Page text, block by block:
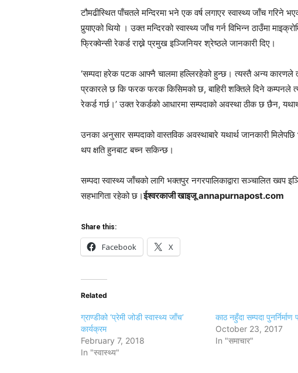
टौमढीस्थित पाँचतले मन्दिरमा भने एक वर्ष लगाएर स्वास्थ्य जाँच गरिने
पुर्‍याएको थियो । उक्त मन्दिरको स्वास्थ्य जाँच गर्न विभिन्न ठाउँमा
फ्रिक्वेन्सी रेकर्ड राख्ने प्रमुख इञ्जिनियर श्रेष्ठले जानकारी दिए।
‘सम्पदा हरेक पटक आफ्नै चालमा हल्लिरहेको हुन्छ। त्यस्तै अन्य
प्रकारले छ कि फरक फरक किसिमको छ, बाहिरी शक्तिले दिने कम्पनले
रेकर्ड गर्छ।’ उक्त रेकर्डको आधारमा सम्पदाको अवस्था ठीक छ छैन,
उनका अनुसार सम्पदाको वास्तविक अवस्थाबारे यथार्थ जानकारी
थप क्षति हुनबाट बच्न सकिन्छ।
सम्पदा स्वास्थ्य जाँचको लागि भक्तपुर नगरपालिकाद्वारा सञ्चालित
सहभागिता रहेको छ।ईश्वरकाजी खाइजू annapurnapost.com
Share this:
Facebook X
Related
ग्राण्डीको ‘प्रेमी जोडी स्वास्थ्य जाँच’
कार्यक्रम
February 7, 2018
In "स्वास्थ्य"
काठ नहुँदा सम्पदा पुनर्निर्माण
October 23, 2017
In "समाचार"